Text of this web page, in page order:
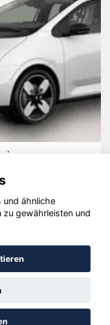
2020 - 2026
und ähnliche
zu gewährleisten und